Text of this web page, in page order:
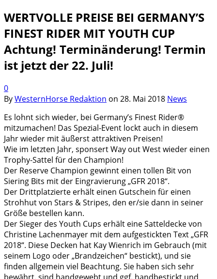
WERTVOLLE PREISE BEI GERMANY’S
FINEST RIDER MIT YOUTH CUP
Achtung! Terminänderung! Termin
ist jetzt der 22. Juli!
0
ByWesternHorse Redaktion on 28. Mai 2018 News
Es lohnt sich wieder, bei Germany’s Finest Rider®
mitzumachen! Das Spezial-Event lockt auch in diesem
Jahr wieder mit äußerst attraktiven Preisen!
Wie im letzten Jahr, sponsert Way out West wieder einen
Trophy-Sattel für den Champion!
Der Reserve Champion gewinnt einen tollen Bit von
Siering Bits mit der Eingravierung „GFR 2018“.
Der Drittplatzierte erhält einen Gutschein für einen
Strohhut von Stars & Stripes, den er/sie dann in seiner
Größe bestellen kann.
Der Sieger des Youth Cups erhält eine Satteldecke von
Christine Lachenmayer mit dem aufgestickten Text „GFR
2018“. Diese Decken hat Kay Wienrich im Gebrauch (mit
seinem Logo oder „Brandzeichen“ bestickt), und sie
finden allgemein viel Beachtung. Sie haben sich sehr